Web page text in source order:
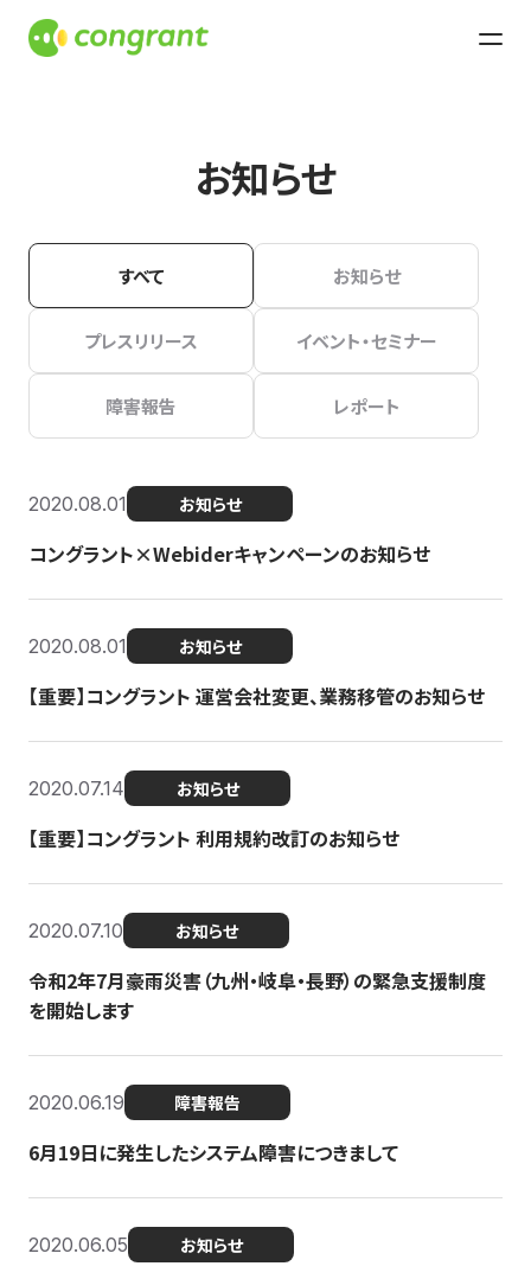
お知らせ
すべて お知らせ
プレスリリース イベント・セミナー
障害報告 レポート
2020.08.01 お知らせ
コングラント×Webiderキャンペーンのお知らせ
2020.08.01 お知らせ
【重要】コングラント 運営会社変更、業務移管のお知らせ
2020.07.14 お知らせ
【重要】コングラント 利用規約改訂のお知らせ
2020.07.10 お知らせ
令和2年7月豪雨災害（九州・岐阜・長野）の緊急支援制度
を開始します
2020.06.19 障害報告
6月19日に発生したシステム障害につきまして
2020.06.05 お知らせ